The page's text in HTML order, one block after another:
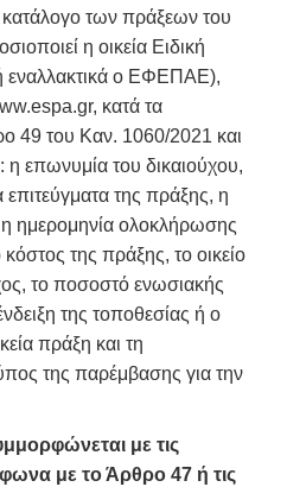
των πράξεων του
η οικεία Ειδική
εναλλακτικά ο ΕΦΕΠΑΕ),
κατά τα
49 του Καν. 1060/2021 και
η επωνυμία του δικαιούχου,
επιτεύγματα της πράξης, η
η ημερομηνία ολοκλήρωσης
της πράξης, το οικείο
το ποσοστό ενωσιακής
της τοποθεσίας ή ο
πράξη και τη
της παρέμβασης για την
με τις
με το Άρθρο 47 ή τις